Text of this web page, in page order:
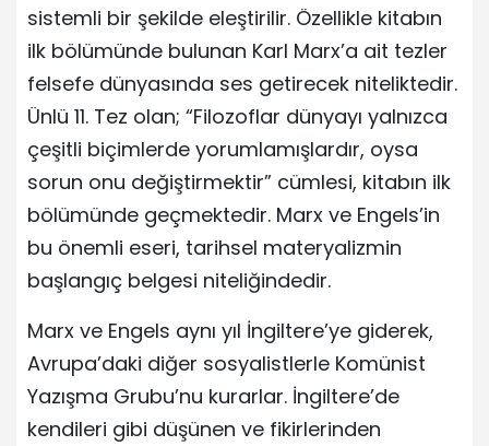
sistemli bir şekilde eleştirilir. Özellikle kitabın
ilk bölümünde bulunan Karl Marx’a ait tezler
felsefe dünyasında ses getirecek niteliktedir.
Ünlü 11. Tez olan; “Filozoflar dünyayı yalnızca
çeşitli biçimlerde yorumlamışlardır, oysa
sorun onu değiştirmektir” cümlesi, kitabın ilk
bölümünde geçmektedir. Marx ve Engels’in
bu önemli eseri, tarihsel materyalizmin
başlangıç belgesi niteliğindedir.
Marx ve Engels aynı yıl İngiltere’ye giderek,
Avrupa’daki diğer sosyalistlerle Komünist
Yazışma Grubu’nu kurarlar. İngiltere’de
kendileri gibi düşünen ve fikirlerinden